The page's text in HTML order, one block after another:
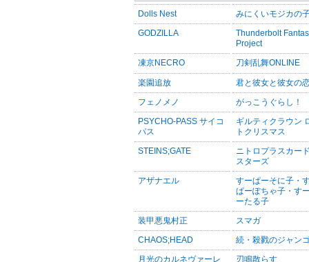
Dolls Nest みにくいモジカの
GODZILLA
Thunderbolt
Project
凍京NECRO 刀剣乱舞ONLINE
楽園追放 君と彼女と彼女の
フェノメノ がっこうぐらし！
PSYCHO-PASS サイコ
パス
ギルティクラウン
トクリスマス
STEINS;GATE
ニトロプラスカー
スターズ
アザナエル
すーぱーそに子・
ぱーぽちゃ子・す
ーたる子
装甲悪鬼村正 スマガ
CHAOS;HEAD 続・殺戮のジャン
月光のカルネヴァーレ 刃鳴散らす